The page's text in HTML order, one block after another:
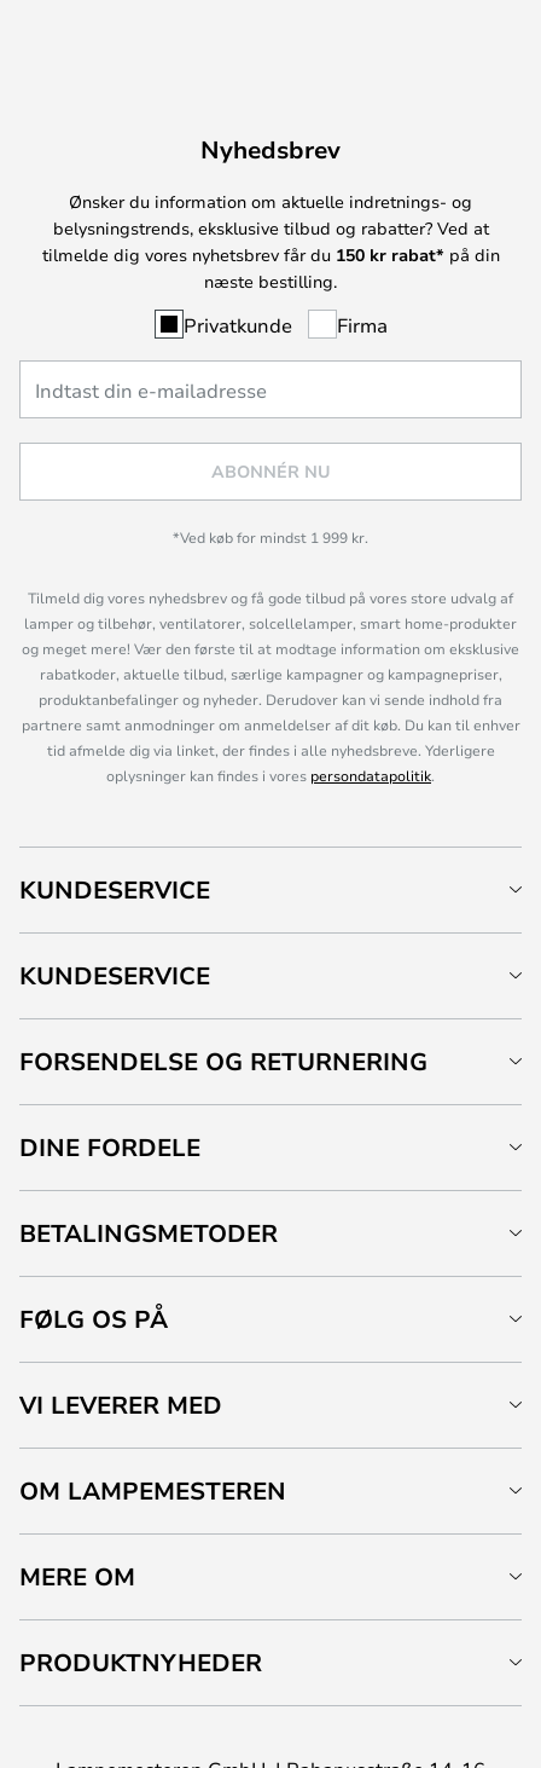
Nyhedsbrev
Ønsker du information om aktuelle indretnings- og
belysningstrends, eksklusive tilbud og rabatter? Ved at
tilmelde dig vores nyhetsbrev får du 150 kr rabat* på din
næste bestilling.
Privatkunde Firma
ABONNÉR NU
*Ved køb for mindst 1 999 kr.
Tilmeld dig vores nyhedsbrev og få gode tilbud på vores store udvalg af
lamper og tilbehør, ventilatorer, solcellelamper, smart home-produkter
og meget mere! Vær den første til at modtage information om eksklusive
rabatkoder, aktuelle tilbud, særlige kampagner og kampagnepriser,
produktanbefalinger og nyheder. Derudover kan vi sende indhold fra
partnere samt anmodninger om anmeldelser af dit køb. Du kan til enhver
tid afmelde dig via linket, der findes i alle nyhedsbreve. Yderligere
oplysninger kan findes i vores persondatapolitik.
KUNDESERVICE
KUNDESERVICE
FORSENDELSE OG RETURNERING
DINE FORDELE
BETALINGSMETODER
FØLG OS PÅ
VI LEVERER MED
OM LAMPEMESTEREN
MERE OM
PRODUKTNYHEDER